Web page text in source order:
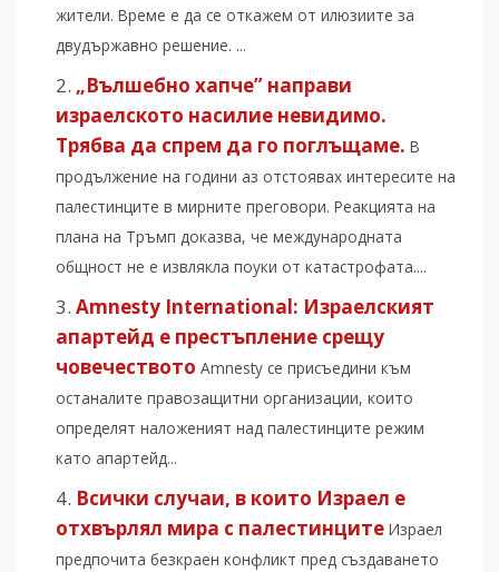
жители. Време е да се откажем от илюзиите за
двудържавно решение. ...
„Вълшебно хапче” направи
израелското насилие невидимо.
Трябва да спрем да го поглъщаме. В
продължение на години аз отстоявах интересите на
палестинците в мирните преговори. Реакцията на
плана на Тръмп доказва, че международната
общност не е извлякла поуки от катастрофата....
Amnesty International: Израелският
апартейд е престъпление срещу
човечеството Amnesty се присъедини към
останалите правозащитни организации, които
определят наложеният над палестинците режим
като апартейд...
Всички случаи, в които Израел е
отхвърлял мира с палестинците Израел
предпочита безкраен конфликт пред създаването